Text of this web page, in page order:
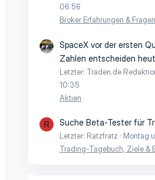
06:56
Broker Erfahrungen & Fragen
SpaceX vor der ersten
Zahlen entscheiden
Letzter: Traden.de
10:35
Aktien
R Suche Beta-Tester für
Letzter: Ratzfratz
Montag
Trading-Tagebuch, Ziele &